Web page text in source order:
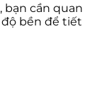
bạn cần quan
bền để tiết